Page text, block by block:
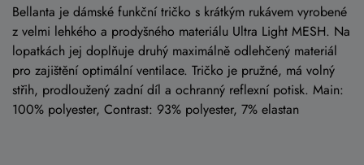
Bellanta je dámské funkční tričko s krátkým rukávem vyrobené
z velmi lehkého a prodyšného materiálu Ultra Light MESH. Na
lopatkách jej doplňuje druhý maximálně odlehčený materiál
pro zajištění optimální ventilace. Tričko je pružné, má volný
střih, prodloužený zadní díl a ochranný reflexní potisk. Main:
100% polyester, Contrast: 93% polyester, 7% elastan